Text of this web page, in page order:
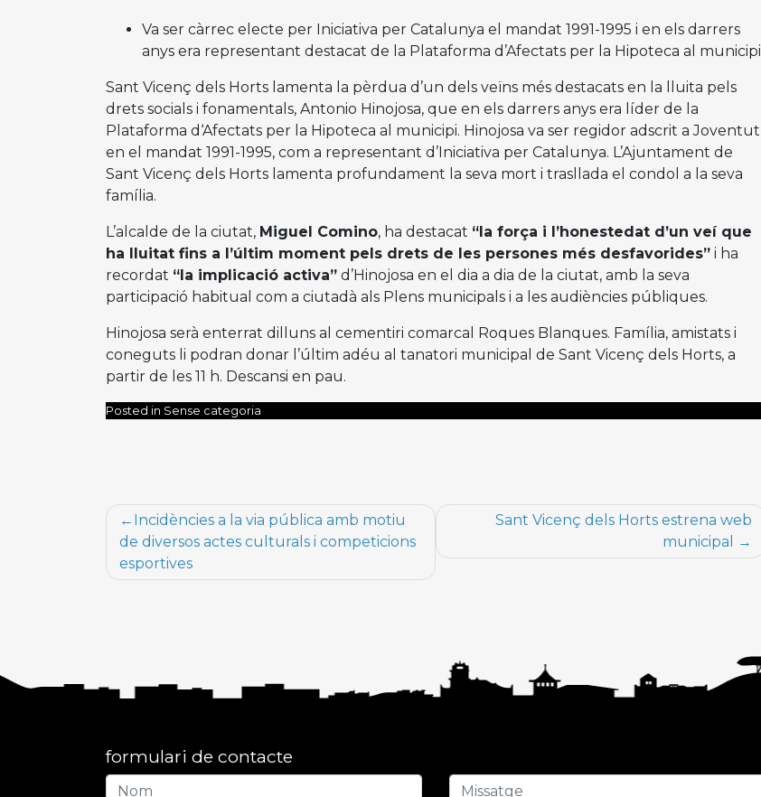
Va ser càrrec electe per Iniciativa per Catalunya el mandat 1991-1995 i en els darrers
anys era representant destacat de la Plataforma d’Afectats per la Hipoteca al municipi
Sant Vicenç dels Horts lamenta la pèrdua d’un dels veïns més destacats en la lluita pels
drets socials i fonamentals, Antonio Hinojosa, que en els darrers anys era líder de la
Plataforma d‘Afectats per la Hipoteca al municipi. Hinojosa va ser regidor adscrit a Joventut
en el mandat 1991-1995, com a representant d’Iniciativa per Catalunya. L’Ajuntament de
Sant Vicenç dels Horts lamenta profundament la seva mort i trasllada el condol a la seva
família.
L’alcalde de la ciutat, Miguel Comino, ha destacat “la força i l’honestedat d’un veí que
ha lluitat fins a l’últim moment pels drets de les persones més desfavorides” i ha
recordat “la implicació activa” d’Hinojosa en el dia a dia de la ciutat, amb la seva
participació habitual com a ciutadà als Plens municipals i a les audiències públiques.
Hinojosa serà enterrat dilluns al cementiri comarcal Roques Blanques. Família, amistats i
coneguts li podran donar l’últim adéu al tanatori municipal de Sant Vicenç dels Horts, a
partir de les 11 h. Descansi en pau.
Posted in Sense categoria
Navegació
d'entrades
Incidències a la via pública amb motiu
de diversos actes culturals i competicions
esportives
Sant Vicenç dels Horts estrena web
municipal
formulari de contacte